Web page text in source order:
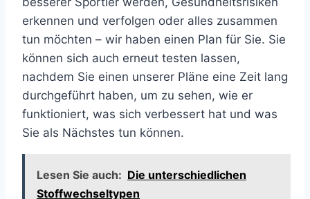
erkennen und verfolgen oder alles zusammen
tun möchten – wir haben einen Plan für Sie. Sie
können sich auch erneut testen lassen,
nachdem Sie einen unserer Pläne eine Zeit lang
durchgeführt haben, um zu sehen, wie er
funktioniert, was sich verbessert hat und was
Sie als Nächstes tun können.
Lesen Sie auch: Die unterschiedlichen
Stoffwechseltypen